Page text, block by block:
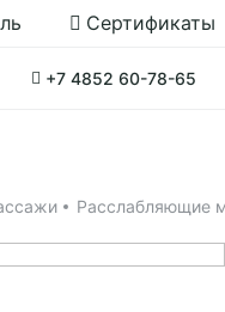
Сертификаты
+7 4852 60-78-65
Расслабляющие